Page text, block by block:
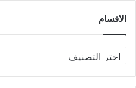
الاقسام
الاقسام